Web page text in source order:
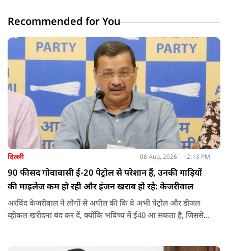
Recommended for You
दिल्ली 08 Aug, 2026 12:13 PM
90 फीसद गोवावासी ई-20 पेट्रोल से परेशान हैं, उनकी गाड़ियों
की माइलेज कम हो रही और इंजन खराब हो रहे: केजरीवाल
अरविंद केजरीवाल ने लोगों से अपील की कि वे अभी पेट्रोल और डीजल
व्हीकल खरीदना बंद कर दें, क्योंकि भविष्य में ई40 आ सकता है, जिससे